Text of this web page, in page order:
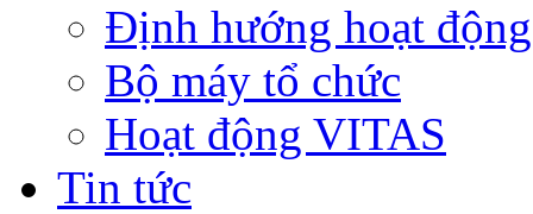
Định hướng hoạt động
Bộ máy tổ chức
Hoạt động VITAS
Tin tức